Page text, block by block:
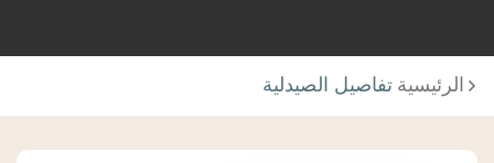
الرئيسية تفاصيل الصيدلية